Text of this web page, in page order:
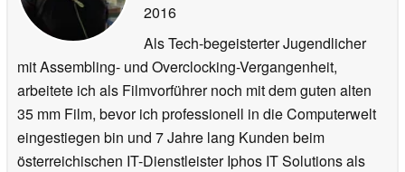
2016
Als Tech-begeisterter Jugendlicher
mit Assembling- und Overclocking-Vergangenheit,
arbeitete ich als Filmvorführer noch mit dem guten alten
35 mm Film, bevor ich professionell in die Computerwelt
eingestiegen bin und 7 Jahre lang Kunden beim
österreichischen IT-Dienstleister Iphos IT Solutions als